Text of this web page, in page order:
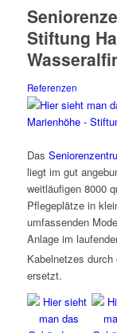
Stiftung
Referenzen
Das
liegt im gut
weitläufigen 8000
Pflegeplätze in
umfassenden
Anlage im
Kabelnetzes
ersetzt.